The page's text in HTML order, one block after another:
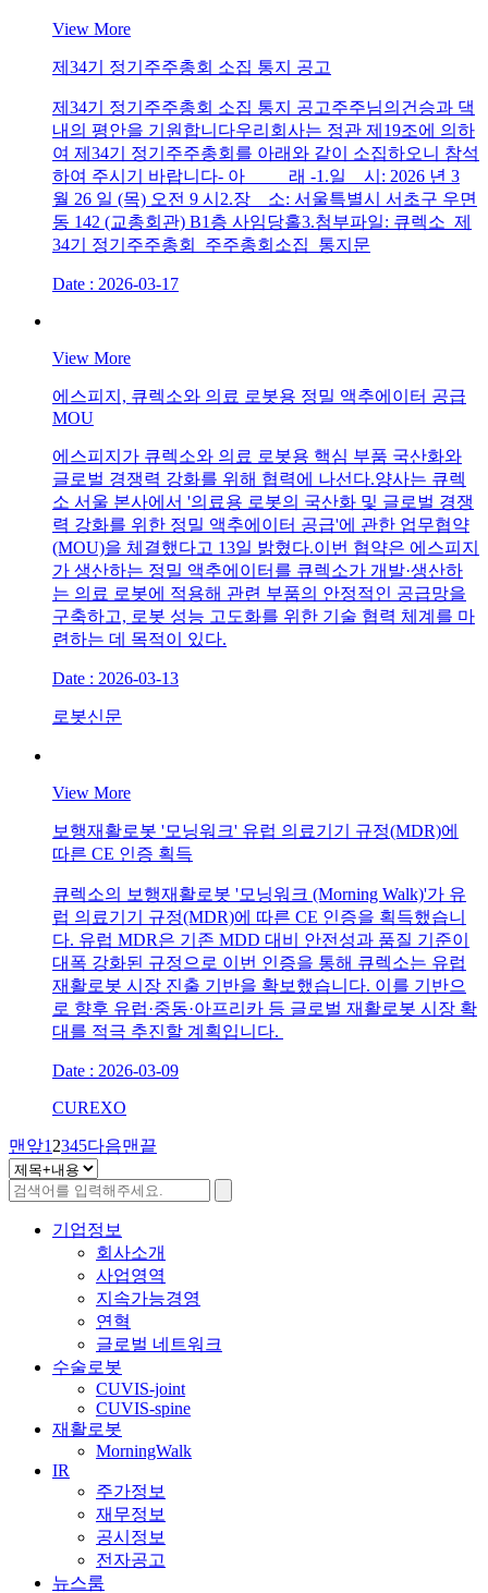
View More
제34기 정기주주총회 소집 통지 공고
제34기 정기주주총회 소집 통지 공고주주님의건승과 댁
내의 평안을 기원합니다우리회사는 정관 제19조에 의하
여 제34기 정기주주총회를 아래와 같이 소집하오니 참석
하여 주시기 바랍니다- 아 래 -1.일 시: 2026 년 3
월 26 일 (목) 오전 9 시2.장 소: 서울특별시 서초구 우면
동 142 (교총회관) B1층 사임당홀3.첨부파일: 큐렉소_제
34기 정기주주총회_주주총회소집_통지문
Date : 2026-03-17
View More
에스피지, 큐렉소와 의료 로봇용 정밀 액추에이터 공급
MOU
에스피지가 큐렉소와 의료 로봇용 핵심 부품 국산화와
글로벌 경쟁력 강화를 위해 협력에 나선다.양사는 큐렉
소 서울 본사에서 '의료용 로봇의 국산화 및 글로벌 경쟁
력 강화를 위한 정밀 액추에이터 공급'에 관한 업무협약
(MOU)을 체결했다고 13일 밝혔다.이번 협약은 에스피지
가 생산하는 정밀 액추에이터를 큐렉소가 개발·생산하
는 의료 로봇에 적용해 관련 부품의 안정적인 공급망을
구축하고, 로봇 성능 고도화를 위한 기술 협력 체계를 마
련하는 데 목적이 있다.
Date : 2026-03-13
로봇신문
View More
보행재활로봇 '모닝워크' 유럽 의료기기 규정(MDR)에
따른 CE 인증 획득
큐렉소의 보행재활로봇 '모닝워크 (Morning Walk)'가 유
럽 의료기기 규정(MDR)에 따른 CE 인증을 획득했습니
다. 유럽 MDR은 기존 MDD 대비 안전성과 품질 기준이
대폭 강화된 규정으로 이번 인증을 통해 큐렉소는 유럽
재활로봇 시장 진출 기반을 확보했습니다. 이를 기반으
로 향후 유럽·중동·아프리카 등 글로벌 재활로봇 시장 확
대를 적극 추진할 계획입니다.
Date : 2026-03-09
CUREXO
맨앞1 2345다음맨끝
기업정보
회사소개
사업영역
지속가능경영
연혁
글로벌 네트워크
수술로봇
CUVIS-joint
CUVIS-spine
재활로봇
MorningWalk
IR
주가정보
재무정보
공시정보
전자공고
뉴스룸